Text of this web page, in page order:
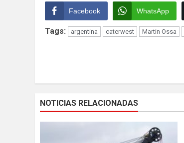
Facebook WhatsApp
Tags: argentina caterwest Martin Ossa
NOTICIAS RELACIONADAS